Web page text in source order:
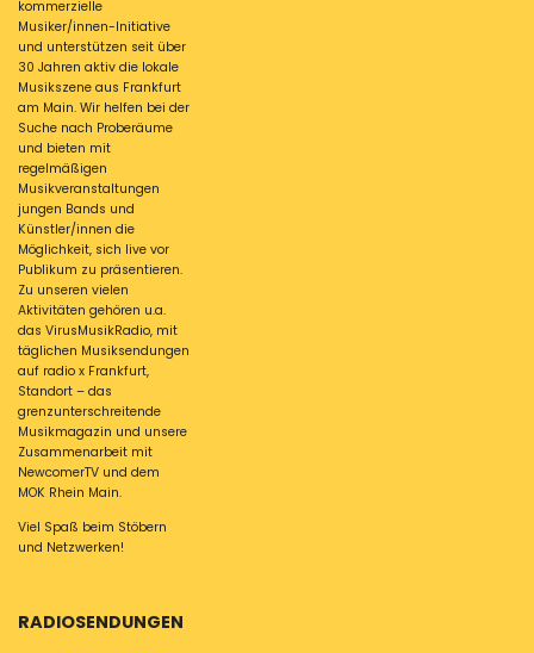
kommerzielle
Musiker/innen-Initiative
und unterstützen seit über
30 Jahren aktiv die lokale
Musikszene aus Frankfurt
am Main. Wir helfen bei der
Suche nach Proberäume
und bieten mit
regelmäßigen
Musikveranstaltungen
jungen Bands und
Künstler/innen die
Möglichkeit, sich live vor
Publikum zu präsentieren.
Zu unseren vielen
Aktivitäten gehören u.a.
das VirusMusikRadio, mit
täglichen Musiksendungen
auf radio x Frankfurt,
Standort – das
grenzunterschreitende
Musikmagazin und unsere
Zusammenarbeit mit
NewcomerTV und dem
MOK Rhein Main.
Viel Spaß beim Stöbern
und Netzwerken!
RADIOSENDUNGEN